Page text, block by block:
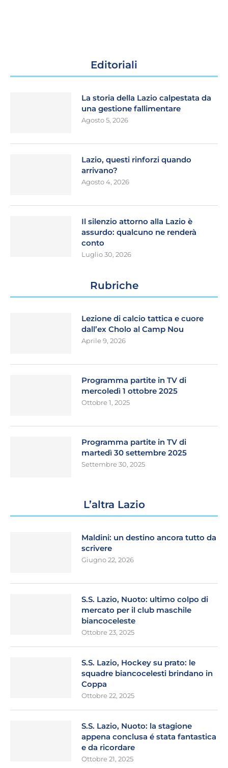
Editoriali
La storia della Lazio calpestata da
una gestione fallimentare
Agosto 5, 2026
Lazio, questi rinforzi quando
arrivano?
Agosto 4, 2026
Il silenzio attorno alla Lazio è
assurdo: qualcuno ne renderà
conto
Luglio 30, 2026
Rubriche
Lezione di calcio tattica e cuore
dall’ex Cholo al Camp Nou
Aprile 9, 2026
Programma partite in TV di
mercoledì 1 ottobre 2025
Ottobre 1, 2025
Programma partite in TV di
martedì 30 settembre 2025
Settembre 30, 2025
L’altra Lazio
Maldini: un destino ancora tutto da
scrivere
Giugno 22, 2026
S.S. Lazio, Nuoto: ultimo colpo di
mercato per il club maschile
biancoceleste
Ottobre 23, 2025
S.S. Lazio, Hockey su prato: le
squadre biancocelesti brindano in
Coppa
Ottobre 22, 2025
S.S. Lazio, Nuoto: la stagione
appena conclusa é stata fantastica
e da ricordare
Ottobre 21, 2025